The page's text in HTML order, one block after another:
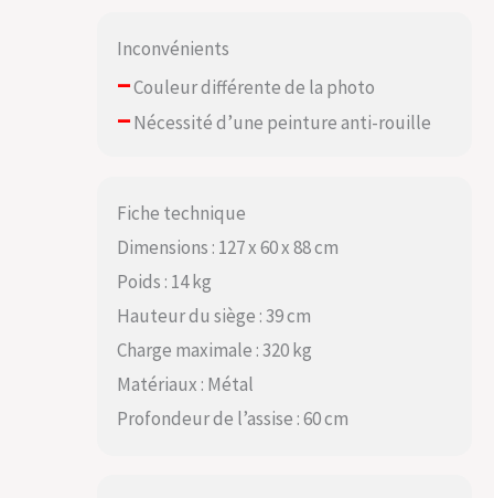
Inconvénients
–Couleur différente de la photo
–Nécessité d’une peinture anti-rouille
Fiche technique
Dimensions : 127 x 60 x 88 cm
Poids : 14 kg
Hauteur du siège : 39 cm
Charge maximale : 320 kg
Matériaux : Métal
Profondeur de l’assise : 60 cm